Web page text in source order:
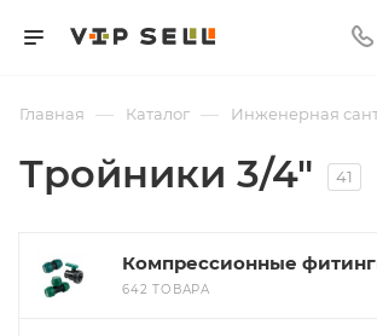
Главная — Каталог — Инженерная
Тройники 3/4" 41
Компрессионные
642 ТОВАРА